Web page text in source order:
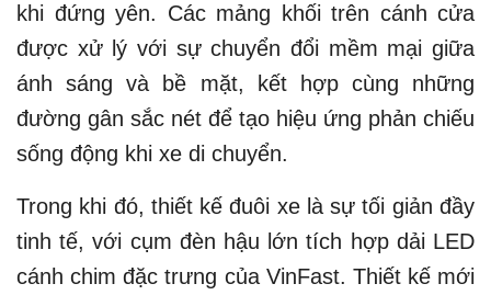
khi đứng yên. Các mảng khối trên cánh cửa
được xử lý với sự chuyển đổi mềm mại giữa
ánh sáng và bề mặt, kết hợp cùng những
đường gân sắc nét để tạo hiệu ứng phản chiếu
sống động khi xe di chuyển.
Trong khi đó, thiết kế đuôi xe là sự tối giản đầy
tinh tế, với cụm đèn hậu lớn tích hợp dải LED
cánh chim đặc trưng của VinFast. Thiết kế mới